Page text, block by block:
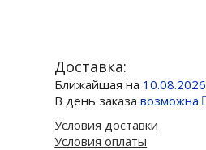
Доставка:
Ближайшая на 10.08.2026
В день заказавозможна
Условия доставки
Условия оплаты